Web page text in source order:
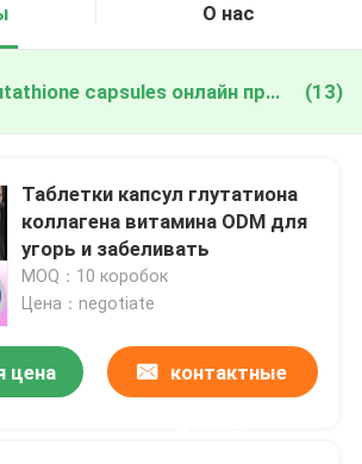
О нас
collagen glutathione capsules онлайн производство (13)
Таблетки капсул глутатиона
коллагена витамина ODM для
угорь и забеливать
MOQ：10 коробок
Цена：negotiate
цена контактные